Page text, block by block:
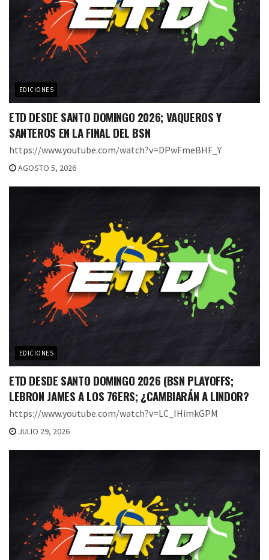
EDICIONES
ETD DESDE SANTO DOMINGO 2026; VAQUEROS Y
SANTEROS EN LA FINAL DEL BSN
https://www.youtube.com/watch?v=DPwFmeBHF_Y
AGOSTO 5, 2026
EDICIONES
ETD DESDE SANTO DOMINGO 2026 (BSN PLAYOFFS;
LEBRON JAMES A LOS 76ERS; ¿CAMBIARÁN A LINDOR?
https://www.youtube.com/watch?v=LC_IHimkGPM
JULIO 29, 2026